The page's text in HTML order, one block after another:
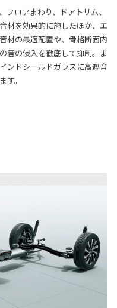
ロアまわり、ドアトリム、
材を効果的に施したほか、エ
材の最適配置や、骨格断面内
音の侵入を徹底して抑制。ま
ンドシールドガラスに高遮音
。